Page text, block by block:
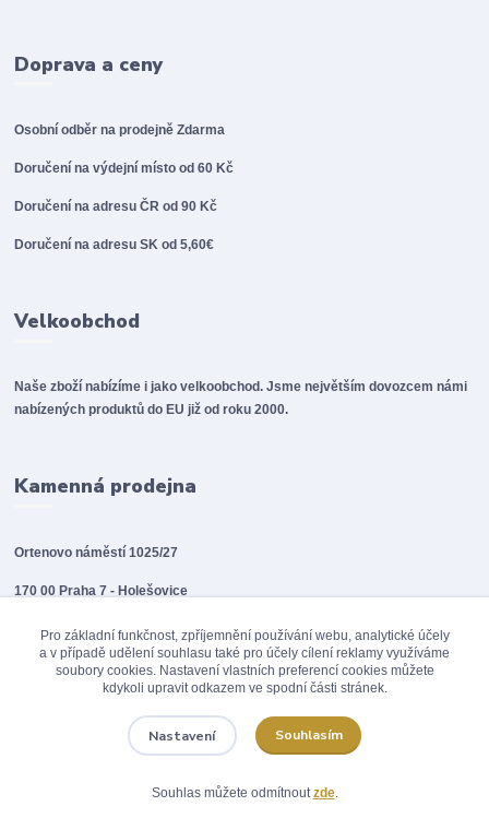
Doprava a ceny
Osobní odběr na prodejněZdarma
Doručení na výdejní místo od 60 Kč
Doručení na adresu ČR od 90 Kč
Doručení na adresu SK od 5,60€
Velkoobchod
Naše zboží nabízíme i jako velkoobchod. Jsme největším dovozcem námi
nabízených produktů do EU již od roku 2000.
Kamenná prodejna
Ortenovo náměstí 1025/27
170 00 Praha 7 - Holešovice
Tel.: +420 774 140 127
Po - So 10:00 - 20:00
Pro základní funkčnost, zpříjemnění používání webu, analytické účely
a v případě udělení souhlasu také pro účely cílení reklamy využíváme
soubory cookies. Nastavení vlastních preferencí cookies můžete
kdykoli upravit odkazem ve spodní části stránek.
Nastavení Souhlasím
Souhlas můžete odmítnout zde.